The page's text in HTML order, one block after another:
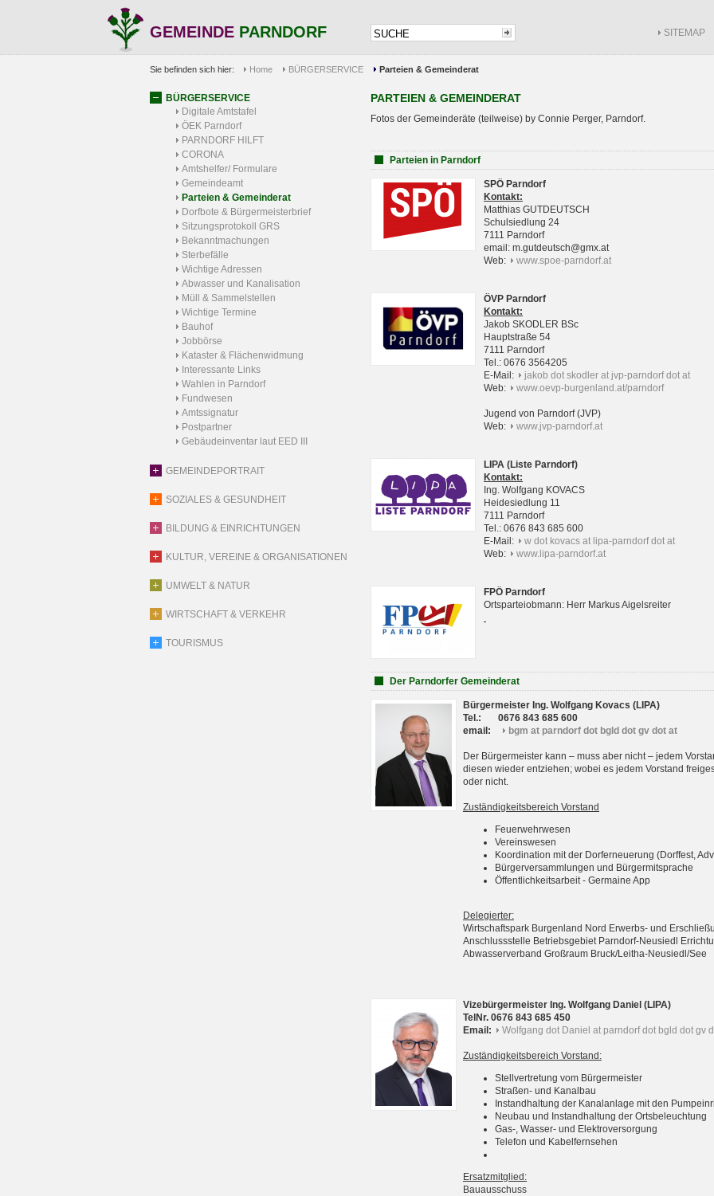
GEMEINDE PARNDORF SITEMAP
Sie befinden sich hier: Home BÜRGERSERVICE Parteien & Gemeinderat
BÜRGERSERVICE
Digitale Amtstafel
ÖEK Parndorf
PARNDORF HILFT
CORONA
Amtshelfer/ Formulare
Gemeindeamt
Parteien & Gemeinderat
Dorfbote & Bürgermeisterbrief
Sitzungsprotokoll GRS
Bekanntmachungen
Sterbefälle
Wichtige Adressen
Abwasser und Kanalisation
Müll & Sammelstellen
Wichtige Termine
Bauhof
Jobbörse
Kataster & Flächenwidmung
Interessante Links
Wahlen in Parndorf
Fundwesen
Amtssignatur
Postpartner
Gebäudeinventar laut EED III
GEMEINDEPORTRAIT
SOZIALES & GESUNDHEIT
BILDUNG & EINRICHTUNGEN
KULTUR, VEREINE & ORGANISATIONEN
UMWELT & NATUR
WIRTSCHAFT & VERKEHR
TOURISMUS
PARTEIEN & GEMEINDERAT
Fotos der Gemeinderäte (teilweise) by Connie Perger, Parndorf.
Parteien in Parndorf
SPÖ Parndorf
Kontakt:
Matthias GUTDEUTSCH
Schulsiedlung 24
7111 Parndorf
email: m.gutdeutsch@gmx.at
Web:
www.spoe-parndorf.at
ÖVP Parndorf
Kontakt:
Jakob SKODLER BSc
Hauptstraße 54
7111 Parndorf
Tel.: 0676 3564205
E-Mail:
jakob dot skodler at jvp-parndorf dot at
Web:
www.oevp-burgenland.at/parndorf
Jugend von Parndorf (JVP)
Web:
www.jvp-parndorf.at
LIPA (Liste Parndorf)
Kontakt:
Ing. Wolfgang KOVACS
Heidesiedlung 11
7111 Parndorf
Tel.: 0676 843 685 600
E-Mail:
w dot kovacs at lipa-parndorf dot at
Web:
www.lipa-parndorf.at
FPÖ Parndorf
Ortsparteiobmann: Herr Markus Aigelsreiter
Der Parndorfer Gemeinderat
Bürgermeister Ing. Wolfgang Kovacs (LIPA)
Tel.: 0676 843 685 600
email:
bgm at parndorf dot bgld dot gv dot at
Der Bürgermeister kann – muss aber nicht – jedem
diesen wieder entziehen; wobei es jedem Vorstand
oder nicht.
Zuständigkeitsbereich Vorstand
Feuerwehrwesen
Vereinswesen
Koordination mit der Dorferneuerung (Dorffest,
Bürgerversammlungen und Bürgermitsprache
Öffentlichkeitsarbeit - Germaine App
Delegierter:
Wirtschaftspark Burgenland Nord Erwerbs- und
Anschlussstelle Betriebsgebiet Parndorf-Neusiedl
Abwasserverband Großraum Bruck/Leitha-Neusiedl/See
Vizebürgermeister Ing. Wolfgang Daniel (LIPA)
TelNr. 0676 843 685 450
Email:
Wolfgang dot Daniel at parndorf dot bgld dot gv
Zuständigkeitsbereich Vorstand:
Stellvertretung vom Bürgermeister
Straßen- und Kanalbau
Instandhaltung der Kanalanlage mit den
Neubau und Instandhaltung der Ortsbeleuchtung
Gas-, Wasser- und Elektroversorgung
Telefon und Kabelfernsehen
Ersatzmitglied:
Bauausschuss